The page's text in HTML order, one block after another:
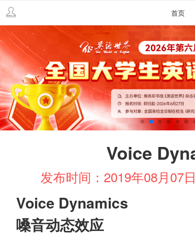
首页
Voice
发布时间：2019年08月07日
Voice Dynamics
嗓音动态效应